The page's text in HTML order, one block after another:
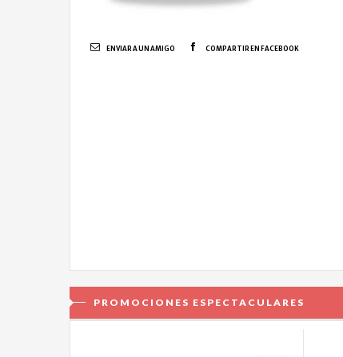
ENVIAR A UN AMIGO COMPARTIR EN FACEBOOK
PROMOCIONES ESPECTACULARES